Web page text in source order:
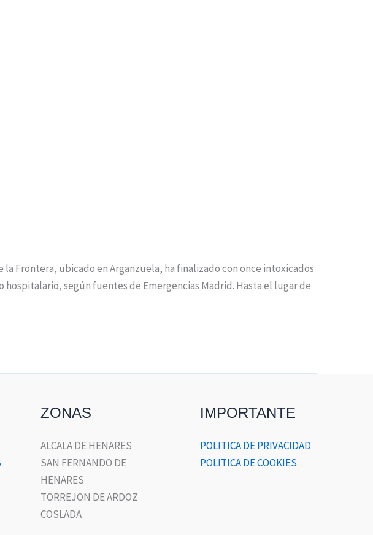
Frontera, ubicado en Arganzuela, ha finalizado con once intoxicados
según fuentes de Emergencias Madrid. Hasta el lugar de
ZONAS
ALCALA DE HENARES
SAN FERNANDO DE
HENARES
TORREJON DE ARDOZ
COSLADA
IMPORTANTE
POLITICA DE PRIVACIDAD
POLITICA DE COOKIES